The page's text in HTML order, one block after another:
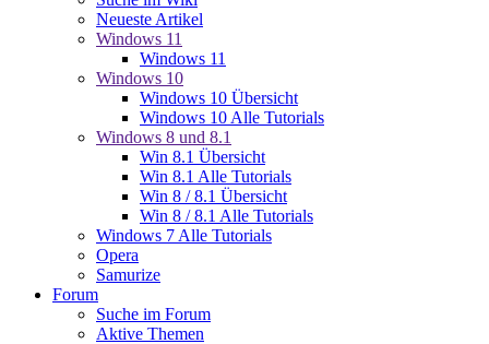
Neueste Artikel
Windows 11
Windows 11
Windows 10
Windows 10 Übersicht
Windows 10 Alle Tutorials
Windows 8 und 8.1
Win 8.1 Übersicht
Win 8.1 Alle Tutorials
Win 8 / 8.1 Übersicht
Win 8 / 8.1 Alle Tutorials
Windows 7 Alle Tutorials
Opera
Samurize
Forum
Suche im Forum
Aktive Themen